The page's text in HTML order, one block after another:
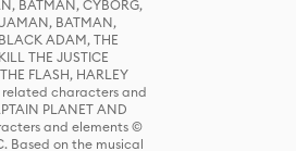
BATMAN, CYBORG,
BATMAN,
ADAM, THE
THE JUSTICE
FLASH, HARLEY
related characters and
PLANET AND
and elements ©
Based on the musical